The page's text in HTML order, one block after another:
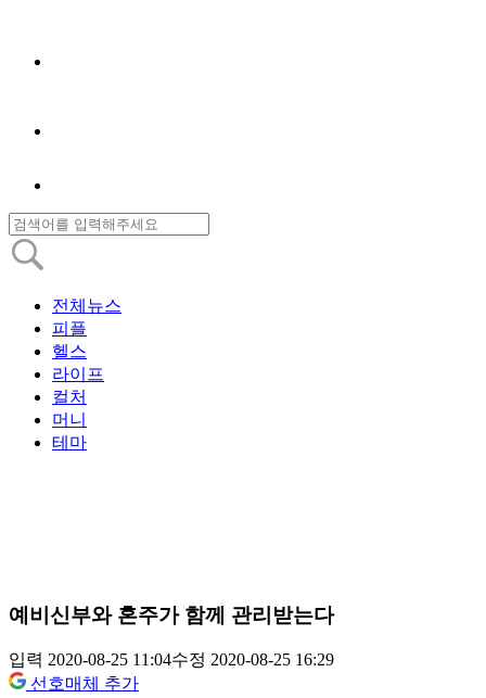
전체뉴스
피플
헬스
라이프
컬처
머니
테마
예비신부와 혼주가 함께 관리받는다
입력 2020-08-25 11:04수정 2020-08-25 16:29
선호매체 추가